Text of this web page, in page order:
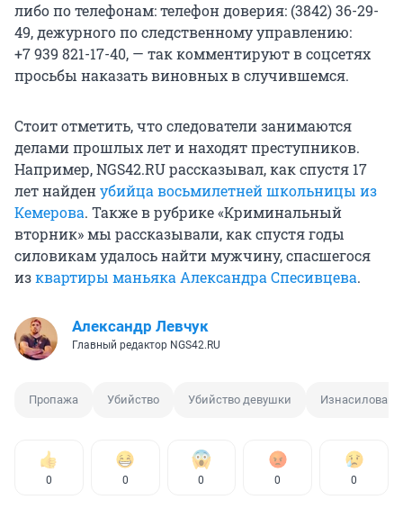
либо по телефонам: телефон доверия: (3842) 36-29-
49, дежурного по следственному управлению:
+7 939 821-17-40, — так комментируют в соцсетях
просьбы наказать виновных в случившемся.
Стоит отметить, что следователи занимаются
делами прошлых лет и находят преступников.
Например, NGS42.RU рассказывал, как спустя 17
лет найденубийца восьмилетней школьницы из
Кемерова. Также в рубрике «Криминальный
вторник» мы рассказывали, как спустя годы
силовикам удалось найти мужчину, спасшегося
изквартиры маньяка Александра Спесивцева.
Александр Левчук
Главный редактор NGS42.RU
Пропажа Убийство Убийство девушки
0 0 0 0 0